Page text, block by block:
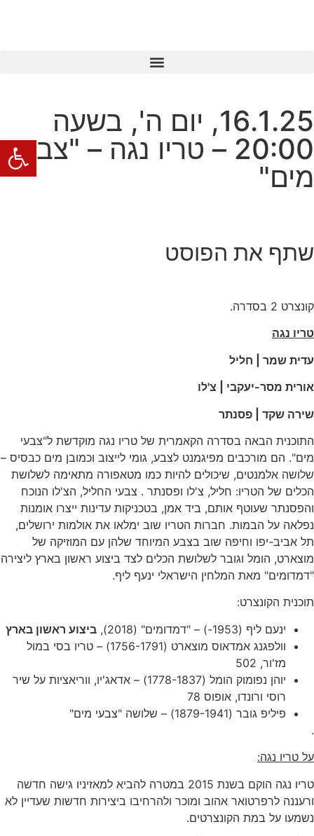
16.1.25, יום ה', בשעה
20:00 – טריו נגה – "צבעי
מים"
שתף את הפוסט
קונצרט 2 בסדרה.
טריו נגה
עדית שמר | חליל
אורית מסר-יעקבי | צ'לו
שירה שקד | פסנתר
התוכנית הבאה בסדרה הקאמרית של טריו נגה מוקדשת ל"צבעי
מים". הם מורכבים מפיגמנט לצבע, גומי לייצוב וכמובן מים כבסיס –
שלושה אלמנטים, שיכולים להיות כמו מטאפורה מתאימה לשלושת
הכלים של הטריו: חליל, צ'לו ופסנתר . צבעי החליל, הצ'לו הנוכח
והפסנתר שעוטף אותם, ביד אמן, בטכניקות עדינות ייצרו אומנות
נפלאה על הבמות. חברות הטריו שוב ימלאו את אולמות ירושלים,
תל אביב-יפו וחיפה שוב בצבע המיוחד שלהן עם המוזיקה של
מוצארט, הומל וגובר לשלושת הכלים לצד ביצוע ראשון בארץ ליצירה
"דמדומים" מאת המלחין הישראלי ינעף ליף.
תוכנית הקונצרט:
ינעם ליף (1953-) – "דמדומים" (2018),
ביצוע ראשון בארץ
וולפגנג אמדאוס מוצארט (1756-1791) – טריו בסי במול
מז'ור, 502
יוהן נפומוק הומל (1778-1837) – אדאג'יו, ווריאציות על שיר
רוסי ורונדו, אופוס 78
פיליפ גובר (1879-1941) – שלושה "צבעי מים"
.
על טריו נגה:
טריו נגה הוקם בשנת 2015 במטרה להביא למאזיניו גישה חדשה
ורעננה לרפרטואר אהוב ומוכר ולהרחיבו ביצירות חדשות שעדיין לא
נשמעו על במת הקונצרטים.
פתח